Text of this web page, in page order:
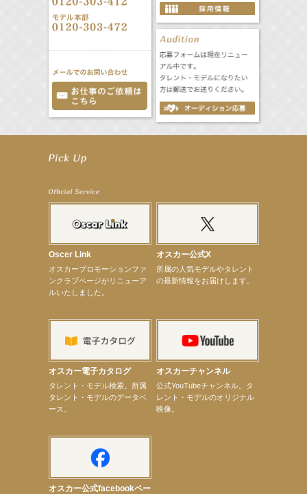
【笛木優子】8月13日（木）ドラマ『大空港〜GATE24〜』ゲスト出演決定！
【elfin’】7thシングル『全世界』がFMたいはくでO.A.決定♪
【elfin’】7thシングル『全世界』がFM-UUでO.A.決定♪
【elfin’】7thシングル『全世界』がFM TANABEでO.A.決定♪
【昆虫ハンター牧田習】8月13日（木）プライムツリー赤池「ふれあい昆虫フェスティバル」トーク
ショーゲスト出演！
【井頭愛海】『小さなお葬式』TV-CM出演！
【定本楓馬】WEB DIGVII 連載企画『東京23時』に登場！
【上戸彩】サントリー「−196」新CM出演！
【elfin’】【小倉舞子】8月9日（日）「MxM’s produce event vol.14」に出演決定！
【elfin’】【辻美優】8月28日（金）「辻美優(elfin’)グレイテスト・ショー」に出演決定！
【elfin’】9月27日（日）「Beauty Voice Theater Reboot Vol.3」開催決定！
Oscer Link
オスカープロモーションファ
ンクラブページがリニューア
ルいたしました。
オスカー公式X
所属の人気モデルやタレント
の最新情報をお届けします。
オスカー電子カタログ
タレント・モデル検索。所属
タレント・モデルのデータベ
ース。
オスカーチャンネル
公式YouTubeチャンネル。タ
レント・モデルのオリジナル
映像。
オスカー公式facebookペー